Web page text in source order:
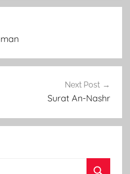
Next Post
Surat An-Nashr